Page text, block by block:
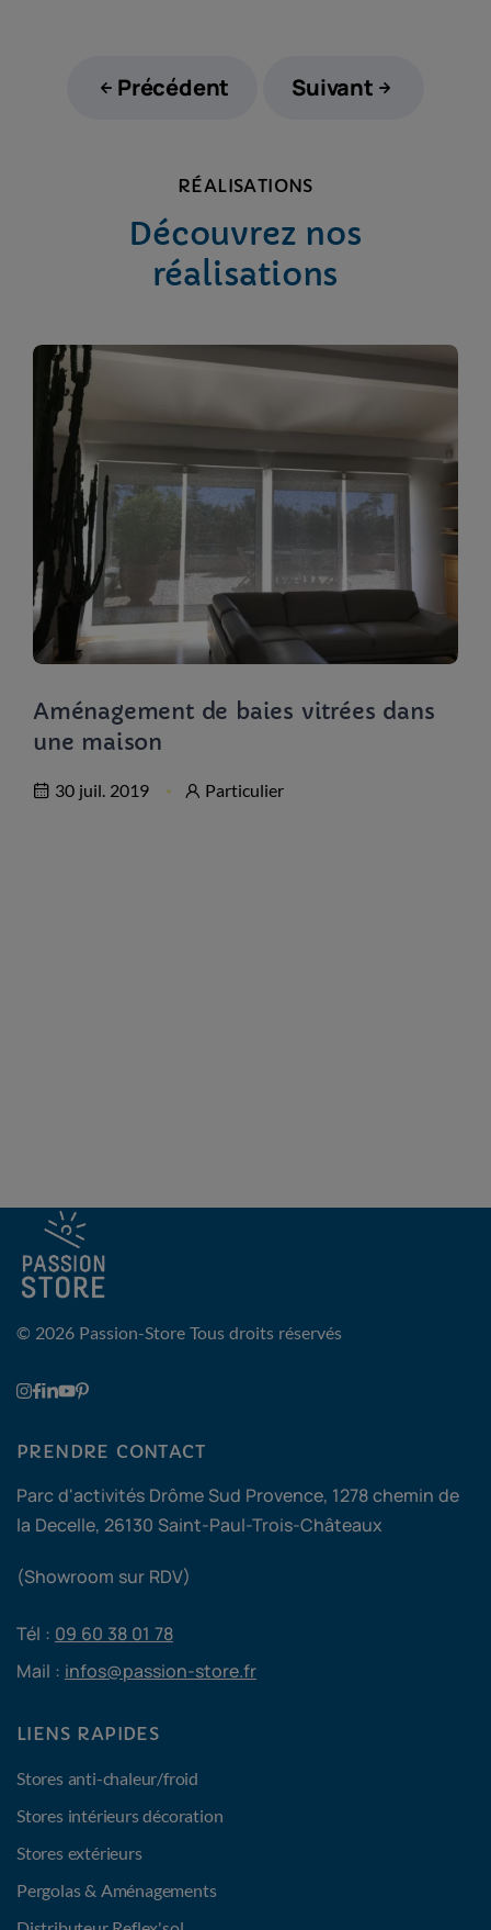
Précédent Suivant
RÉALISATIONS
Découvrez nos
réalisations
Aménagement de baies vitrées dans
une maison
30 juil. 2019 Particulier
© 2026 Passion-Store Tous droits réservés
PRENDRE CONTACT
Parc d'activités Drôme Sud Provence, 1278 chemin de
la Decelle, 26130 Saint-Paul-Trois-Châteaux
(Showroom sur RDV)
Tél : 09 60 38 01 78
Mail : infos@passion-store.fr
LIENS RAPIDES
Stores anti-chaleur/froid
Stores intérieurs décoration
Stores extérieurs
Pergolas & Aménagements